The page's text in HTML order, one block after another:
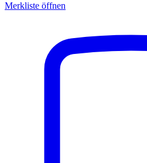
Merkliste öffnen